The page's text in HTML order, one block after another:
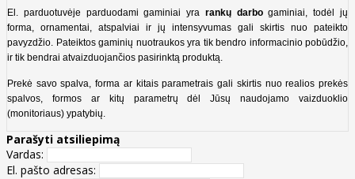
El. parduotuvėje parduodami gaminiai yra rankų darbogaminiai, todėl jų
forma, ornamentai, atspalviai ir jų intensyvumas gali skirtis nuo pateikto
pavyzdžio. Pateiktos gaminių nuotraukos yra tik bendro informacinio pobūdžio,
ir tik bendrai atvaizduojančios pasirinktą produktą.
Prekė savo spalva, forma ar kitais parametrais gali skirtis nuo realios prekės
spalvos, formos ar kitų parametrų dėl Jūsų naudojamo vaizduoklio
(monitoriaus) ypatybių.
Parašyti atsiliepimą
Vardas:
El. pašto adresas: